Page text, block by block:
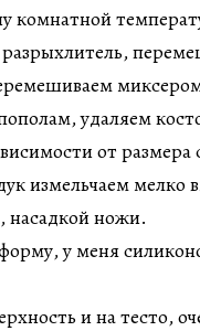
комнатной
удаляем
от размера
измельчаем мелко
насадкой ножи.
у меня
и на тесто,